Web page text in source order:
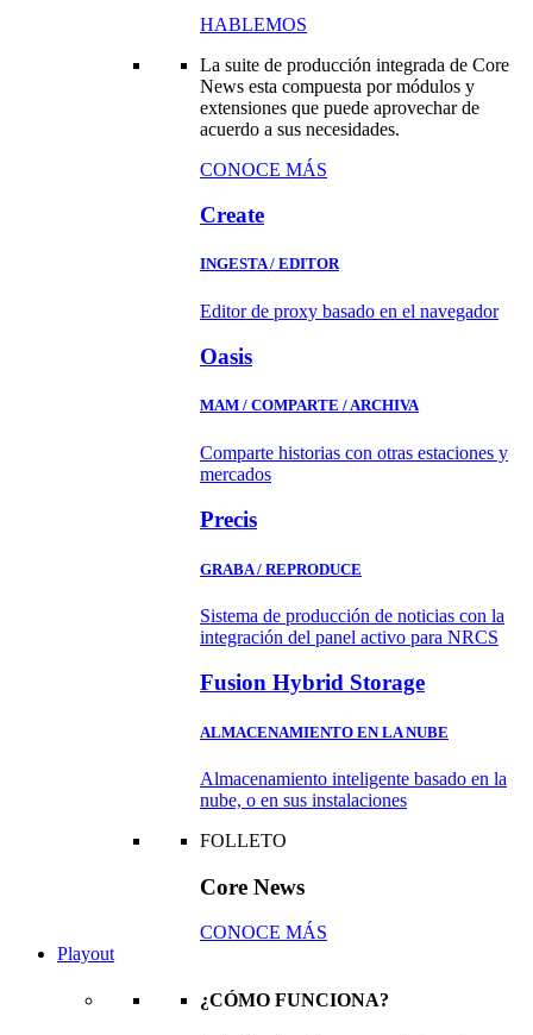
HABLEMOS
La suite de producción integrada de Core
News esta compuesta por módulos y
extensiones que puede aprovechar de
acuerdo a sus necesidades.
CONOCE MÁS
Create
INGESTA / EDITOR
Editor de proxy basado en el navegador
Oasis
MAM / COMPARTE / ARCHIVA
Comparte historias con otras estaciones y
mercados
Precis
GRABA / REPRODUCE
Sistema de producción de noticias con la
integración del panel activo para NRCS
Fusion Hybrid Storage
ALMACENAMIENTO EN LA NUBE
Almacenamiento inteligente basado en la
nube, o en sus instalaciones
FOLLETO
Core News
CONOCE MÁS
Playout
¿CÓMO FUNCIONA?